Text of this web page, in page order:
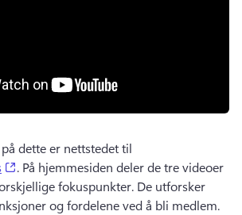
dette er nettstedet til
(opens in a new tab)
. På hjemmesiden deler de tre videoer
fokuspunkter. De utforsker